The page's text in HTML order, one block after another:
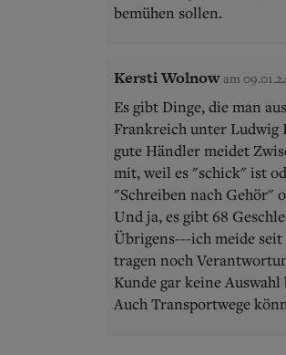
bemühen sollen.
Kersti Wolnow am
Es gibt Dinge, die man
Frankreich unter Ludwig
gute Händler meidet
mit, weil es "schick" ist
"Schreiben nach Gehör"
Und ja, es gibt 68
Übrigens---ich meide
tragen noch
Kunde gar keine
Auch Transportwege